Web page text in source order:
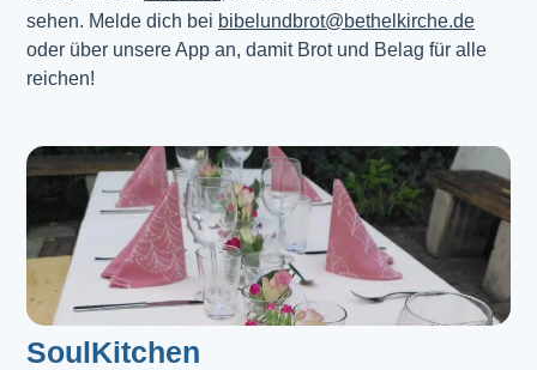
sehen. Melde dich bei bibelundbrot@bethelkirche.de
oder über unsere App an, damit Brot und Belag für alle
reichen!
SoulKitchen